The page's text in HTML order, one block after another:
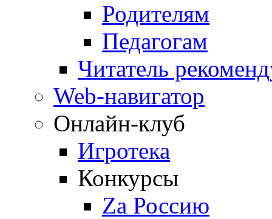
Родителям
Педагогам
Читатель
Web-навигатор
Онлайн-клуб
Игротека
Конкурсы
Zа Россию